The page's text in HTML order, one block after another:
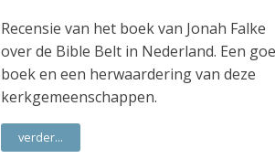
Recensie van het boek van Jonah Falke
over de Bible Belt in Nederland. Een
boek en een herwaardering van deze
kerkgemeenschappen.
verder...